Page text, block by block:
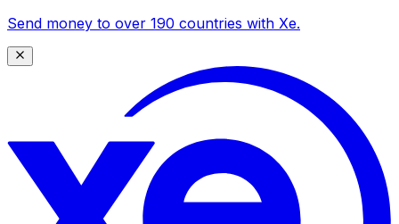
Send money to over 190 countries with Xe.